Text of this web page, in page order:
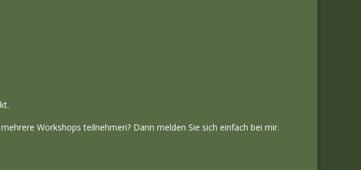
Workshops teilnehmen? Dann melden Sie sich einfach bei mir.